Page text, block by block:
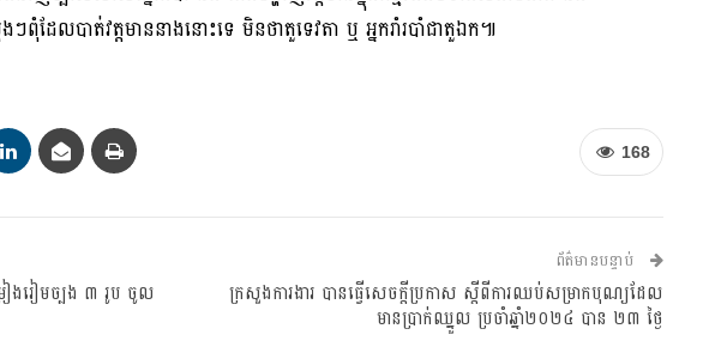
ពុំដែលបាត់វត្តមាននាងនោះទេ មិនថាតួទេវតា ឬ អ្នករាំរបាំជាតួឯក៕
168
ម្រៀងរៀមច្បង ៣ រូប ចូល
ព័ត៌មានបន្ទាប់
ក្រសួងការងារ បានធ្វើសេចក្តីប្រកាស ស្តីពីការឈប់សម្រាកបុណ្យដែល
មានប្រាក់ឈ្នួល​ ប្រចាំឆ្នាំ២០២៤ បាន​ ២៣ ថ្ងៃ